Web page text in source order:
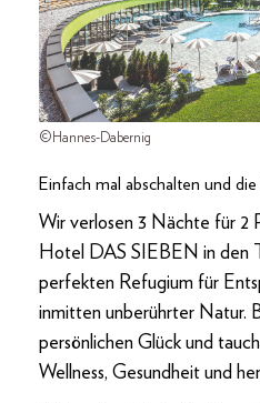
©Hannes-Dabernig
Einfach mal abschalten und
Wir verlosen 3 Nächte für 2
Hotel DAS SIEBEN in den
perfekten Refugium für
inmitten unberührter Natur.
persönlichen Glück und
Wellness, Gesundheit und